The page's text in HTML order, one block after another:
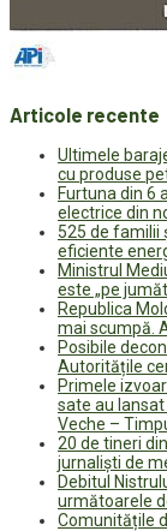
Articole recente
Ultimele
cu produse
Furtuna din 6
electrice din
525 de familii
eficiente
Ministrul
este „pe
Republica
mai scumpă.
Posibile
Autoritățile
Primele
sate au
Veche –
20 de tineri
jurnaliști de
Debitul
următoarele
Comunitățile